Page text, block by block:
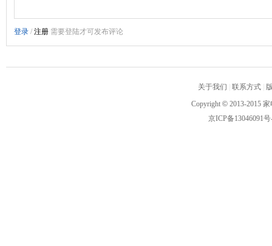
关于我们 联系方式
Copyright © 2013-2015
京ICP备13046091号